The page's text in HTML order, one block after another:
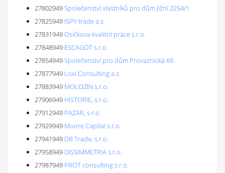
27802949Společenství vlastníků pro dům Jižní 2254/1
27825949 ISPY trade a.s.
27831949Osičkova kvalitní práce s.r.o.
27848949 ESCAGOT s.r.o.
27854949Společenství pro dům Provaznická 69
27877949 Loxi Consulting a.s.
27883949 MOLOZIN s.r.o.
27906949 HISTORIE, s.r.o.
27912949 PAZAR, s.r.o.
27929949 Moore Capital s.r.o.
27941949 DB Trade, s.r.o.
27958949 DISSIMMETRIA s.r.o.
27987949 PROT consulting s.r.o.